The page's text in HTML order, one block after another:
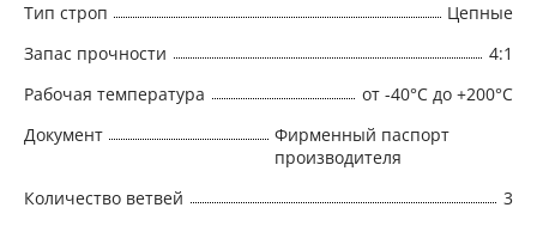
Тип строп
Цепные
Запас прочности
4:1
Рабочая температура
от -40°C до +200°C
Документ
Фирменный паспорт
производителя
Количество ветвей
3